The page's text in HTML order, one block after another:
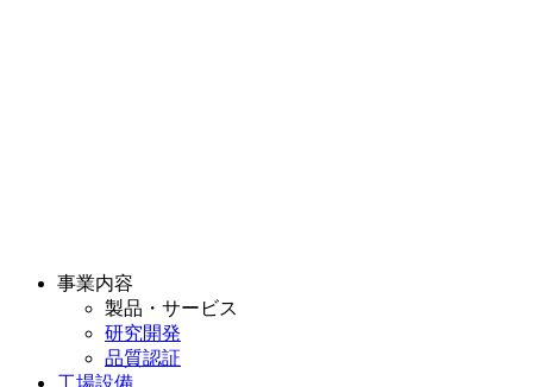
事業内容
製品・サービス
研究開発
品質認証
工場設備